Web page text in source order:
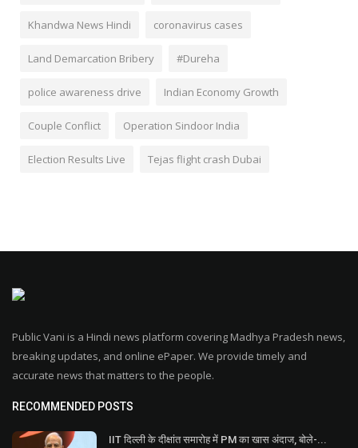
Khandwa News Hindi coronavirus cases
Land Demarcation Bribery #Dureha
police awareness drive Indian Economy Growth
Couple Conflict Operation Sindoor India
Election Results Live Tejas flight crash Dubai
Public Vani is a Hindi news platform covering Madhya Pradesh news,
breaking updates, and online ePaper. We provide timely and
accurate news that matters to the people.
RECOMMENDED POSTS
IIT दिल्ली के दीक्षांत समारोह में PM का खास अंदाज, बोले-...